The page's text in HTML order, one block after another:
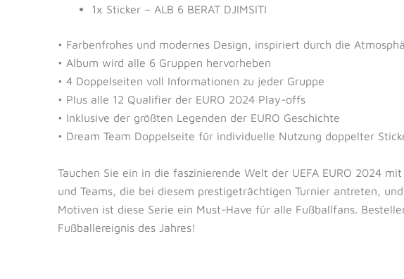
1x Sticker – ALB 6 BERAT DJIMSITI
• Farbenfrohes und modernes Design, inspiriert durch die
• Album wird alle 6 Gruppen hervorheben
• 4 Doppelseiten voll Informationen zu jeder Gruppe
• Plus alle 12 Qualifier der EURO 2024 Play-offs
• Inklusive der größten Legenden der EURO Geschichte
• Dream Team Doppelseite für individuelle Nutzung doppelter
Tauchen Sie ein in die faszinierende Welt der UEFA EURO 2024
und Teams, die bei diesem prestigeträchtigen Turnier antreten,
Motiven ist diese Serie ein Must-Have für alle Fußballfans.
Fußballereignis des Jahres!